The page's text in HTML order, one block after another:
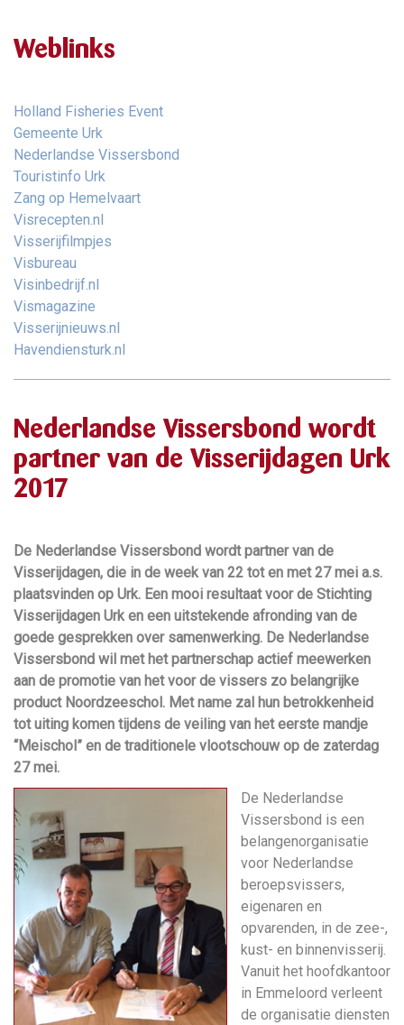
Weblinks
Holland Fisheries Event
Gemeente Urk
Nederlandse Vissersbond
Touristinfo Urk
Zang op Hemelvaart
Visrecepten.nl
Visserijfilmpjes
Visbureau
Visinbedrijf.nl
Vismagazine
Visserijnieuws.nl
Havendiensturk.nl
Nederlandse Vissersbond wordt
partner van de Visserijdagen Urk
2017
De Nederlandse Vissersbond wordt partner van de
Visserijdagen, die in de week van 22 tot en met 27 mei a.s.
plaatsvinden op Urk. Een mooi resultaat voor de Stichting
Visserijdagen Urk en een uitstekende afronding van de
goede gesprekken over samenwerking. De Nederlandse
Vissersbond wil met het partnerschap actief meewerken
aan de promotie van het voor de vissers zo belangrijke
product Noordzeeschol. Met name zal hun betrokkenheid
tot uiting komen tijdens de veiling van het eerste mandje
“Meischol” en de traditionele vlootschouw op de zaterdag
27 mei.
De Nederlandse
Vissersbond is een
belangenorganisatie
voor Nederlandse
beroepsvissers,
eigenaren en
opvarenden, in de zee-,
kust- en binnenvisserij.
Vanuit het hoofdkantoor
in Emmeloord verleent
de organisatie diensten